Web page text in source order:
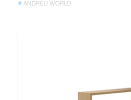
#ANDREU WORLD